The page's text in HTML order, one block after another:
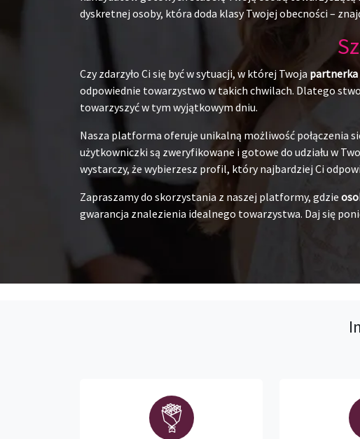
dyskretnej osoby, która doda klasy Twojej obecności –
Czy zdarzyło Ci się być w sytuacji, w której Twoja partnerka
odpowiednie towarzystwo w takich chwilach. Dlatego
towarzyszyć w tym wyjątkowym dniu.
Nasza platforma oferuje unikalną możliwość połączenia
użytkowniczki są zweryfikowane i gotowe do udziału w
wystarczy, że wybierzesz profil, który najbardziej Ci
Zapraszamy do skorzystania z naszej platformy, gdzie
gwarancja znalezienia idealnego towarzystwa. Daj się